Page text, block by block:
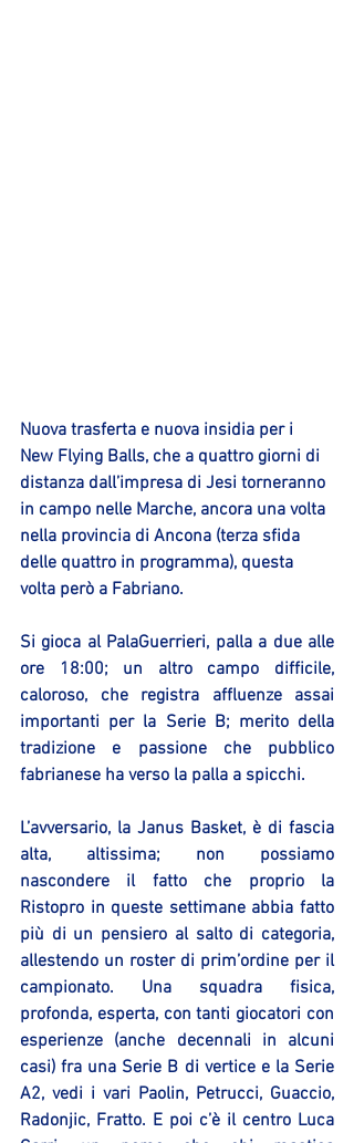
Nuova trasferta e nuova insidia per i
New Flying Balls, che a quattro giorni di
distanza dall’impresa di Jesi torneranno
in campo nelle Marche, ancora una volta
nella provincia di Ancona (terza sfida
delle quattro in programma), questa
volta però a Fabriano.
Si gioca al PalaGuerrieri, palla a due alle
ore 18:00; un altro campo difficile,
caloroso, che registra affluenze assai
importanti per la Serie B; merito della
tradizione e passione che pubblico
fabrianese ha verso la palla a spicchi.
L’avversario, la Janus Basket, è di fascia
alta, altissima; non possiamo
nascondere il fatto che proprio la
Ristopro in queste settimane abbia fatto
più di un pensiero al salto di categoria,
allestendo un roster di prim’ordine per il
campionato. Una squadra fisica,
profonda, esperta, con tanti giocatori con
esperienze (anche decennali in alcuni
casi) fra una Serie B di vertice e la Serie
A2, vedi i vari Paolin, Petrucci, Guaccio,
Radonjic, Fratto. E poi c’è il centro Luca